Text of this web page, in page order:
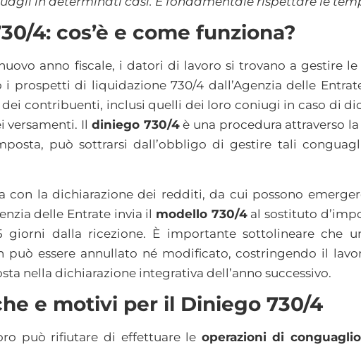
4: cos’è e come funziona?
anno fiscale, i datori di lavoro si trovano a gestire
i prospetti di liquidazione 730/4 dall’Agenzia delle
contribuenti, inclusi quelli dei loro coniugi in caso di
versamenti. Il diniego 730/4è una procedura attraverso
può sottrarsi dall’obbligo di gestire tali
con la dichiarazione dei redditi, da cui possono
delle Entrate invia il modello 730/4al sostituto
giorni dalla ricezione. È importante sottolineare che
può essere annullato né modificato, costringendo il
nella dichiarazione integrativa dell’anno successivo.
e motivi per il Diniego 730/4
può rifiutare di effettuare le operazioni di conguaglio